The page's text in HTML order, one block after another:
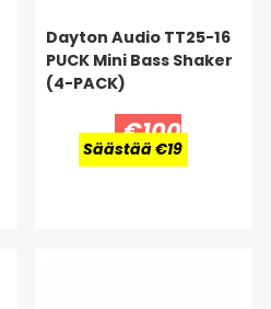
Dayton Audio TT25-16
PUCK Mini Bass Shaker
(4-PACK)
€100
Säästää €19